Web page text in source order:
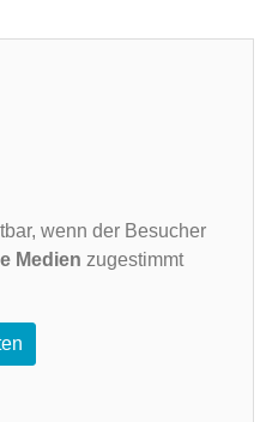
wenn der Besucher
Medien zugestimmt